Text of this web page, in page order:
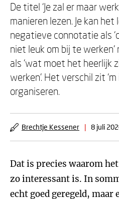
De titel ‘Je zal er maar
manieren lezen. Je kan
negatieve connotatie als
niet leuk om bij te
als ‘wat moet het heerlijk
werken’. Het verschil zit
organiseren.
Brechtje Kessener | 8 juli
Dat is precies waarom
zo interessant is. In
echt goed geregeld, maar